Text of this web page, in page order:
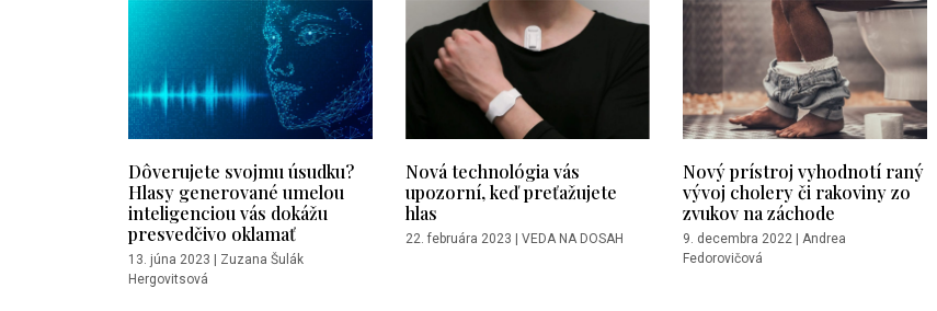
Dôverujete svojmu úsudku?
Hlasy generované umelou
inteligenciou vás dokážu
presvedčivo oklamať
13. júna 2023 | Zuzana Šulák
Hergovitsová
Nová technológia vás
upozorní, keď preťažujete
hlas
22. februára 2023 | VEDA NA DOSAH
Nový prístroj vyhodnotí raný
vývoj cholery či rakoviny zo
zvukov na záchode
9. decembra 2022 | Andrea
Fedorovičová